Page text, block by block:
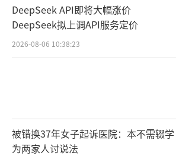
DeepSeek API即将大幅涨价
DeepSeek拟上调API服务定价
2026-08-06 10:38:23
被错换37年女子起诉医院：本不需辍学
为两家人讨说法